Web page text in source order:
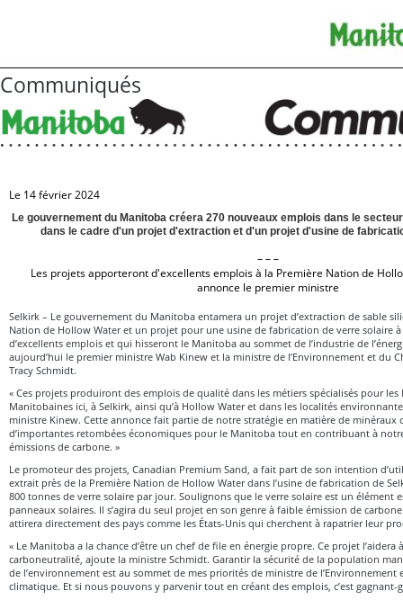
Communiqués
Le 14 février 2024
Le gouvernement du Manitoba créera 270 nouveaux emplois dans le
dans le cadre d'un projet d'extraction et d'un projet d'usine de
– – –
Les projets apporteront d'excellents emplois à la Première Nation de
annonce le premier ministre
Selkirk – Le gouvernement du Manitoba entamera un projet d’extraction de sable
Nation de Hollow Water et un projet pour une usine de fabrication de verre solaire
d’excellents emplois et qui hisseront le Manitoba au sommet de l’industrie de
aujourd’hui le premier ministre Wab Kinew et la ministre de l’Environnement et du
Tracy Schmidt.
« Ces projets produiront des emplois de qualité dans les métiers spécialisés pour
Manitobaines ici, à Selkirk, ainsi qu’à Hollow Water et dans les localités
ministre Kinew. Cette annonce fait partie de notre stratégie en matière de minéraux
d’importantes retombées économiques pour le Manitoba tout en contribuant à
émissions de carbone. »
Le promoteur des projets, Canadian Premium Sand, a fait part de son intention
extrait près de la Première Nation de Hollow Water dans l’usine de fabrication de
800 tonnes de verre solaire par jour. Soulignons que le verre solaire est un élément
panneaux solaires. Il s’agira du seul projet en son genre à faible émission de
attirera directement des pays comme les États-Unis qui cherchent à rapatrier leur
« Le Manitoba a la chance d’être un chef de file en énergie propre. Ce projet l’aidera
carboneutralité, ajoute la ministre Schmidt. Garantir la sécurité de la population
de l’environnement est au sommet de mes priorités de ministre de l’Environnement
climatique. Et si nous pouvons y parvenir tout en créant des emplois, c’est gagnant-